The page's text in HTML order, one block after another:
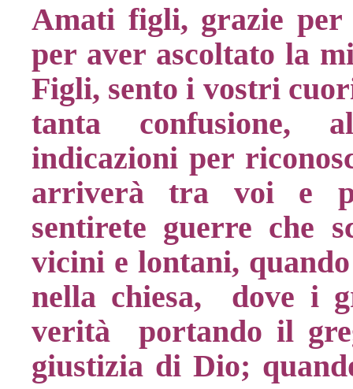
Amati figli, grazie per
per aver ascoltato la
Figli, sento i vostri
tanta confusione,
indicazioni per
arriverà tra voi e
sentirete guerre che
vicini e lontani,
nella chiesa, dove i
verità portando il
giustizia di Dio;